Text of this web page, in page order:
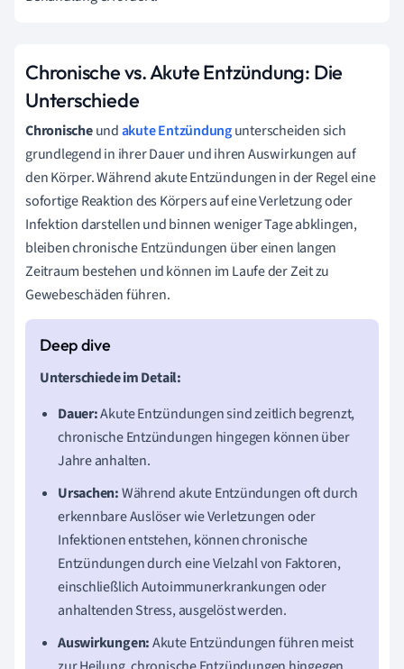
Chronische vs. Akute Entzündung: Die
Unterschiede
Chronischeundakute Entzündungunterscheiden sich
grundlegend in ihrer Dauer und ihren Auswirkungen auf
den Körper. Während akute Entzündungen in der Regel eine
sofortige Reaktion des Körpers auf eine Verletzung oder
Infektion darstellen und binnen weniger Tage abklingen,
bleiben chronische Entzündungen über einen langen
Zeitraum bestehen und können im Laufe der Zeit zu
Gewebeschäden führen.
Unterschiede im Detail:
Dauer:Akute Entzündungen sind zeitlich begrenzt,
chronische Entzündungen hingegen können über
Jahre anhalten.
Ursachen:Während akute Entzündungen oft durch
erkennbare Auslöser wie Verletzungen oder
Infektionen entstehen, können chronische
Entzündungen durch eine Vielzahl von Faktoren,
einschließlich Autoimmunerkrankungen oder
anhaltenden Stress, ausgelöst werden.
Auswirkungen:Akute Entzündungen führen meist